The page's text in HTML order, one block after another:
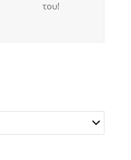
του!